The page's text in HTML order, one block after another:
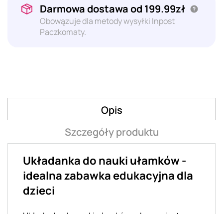
Darmowa dostawa od 199.99zł
Obowązuje dla metody wysyłki Inpost
Paczkomaty.
Opis
Szczegóły produktu
Układanka do nauki ułamków -
idealna zabawka edukacyjna dla
dzieci